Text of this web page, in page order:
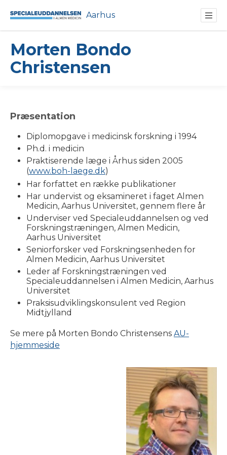
Aarhus
Morten Bondo
Christensen
Præsentation
Diplomopgave i medicinsk forskning i 1994
Ph.d. i medicin
Praktiserende læge i Århus siden 2005
(www.boh-laege.dk)
Har forfattet en række publikationer
Har undervist og eksamineret i faget Almen
Medicin, Aarhus Universitet, gennem flere år
Underviser ved Specialeuddannelsen og ved
Forskningstræningen, Almen Medicin,
Aarhus Universitet
Seniorforsker ved Forskningsenheden for
Almen Medicin, Aarhus Universitet
Leder af Forskningstræningen ved
Specialeuddannelsen i Almen Medicin, Aarhus
Universitet
Praksisudviklingskonsulent ved Region
Midtjylland
Se mere på Morten Bondo Christensens AU-
hjemmeside